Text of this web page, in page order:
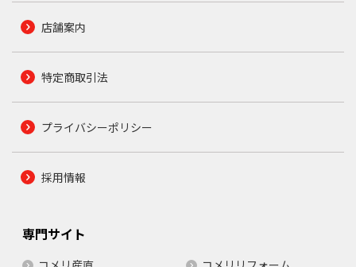
店舗案内
特定商取引法
プライバシーポリシー
採用情報
専門サイト